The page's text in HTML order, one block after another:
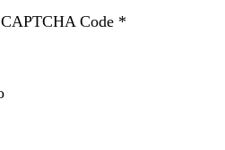
CAPTCHA Code *